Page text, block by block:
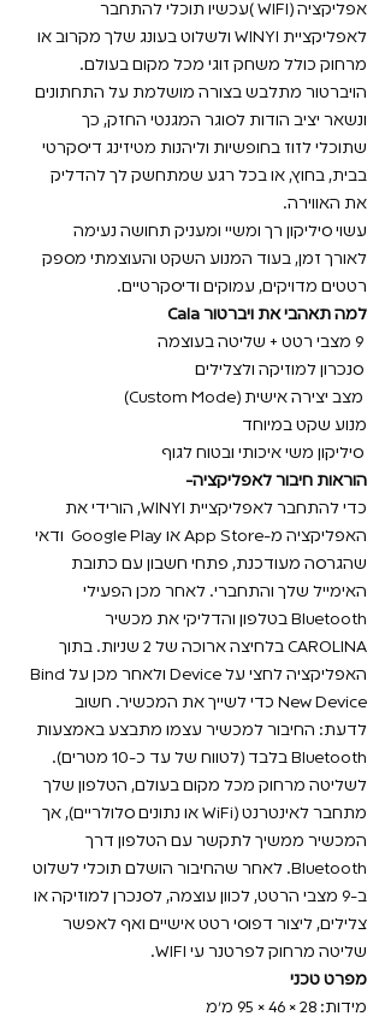
אפליקציה (WIFI )עכשיו תוכלי להתחבר
לאפליקציית WINYI ולשלוט בעונג שלך מקרוב או
מרחוק כולל משחק זוגי מכל מקום בעולם.
הויברטור מתלבש בצורה מושלמת על התחתונים
ונשאר יציב הודות לסוגר המגנטי החזק, כך
שתוכלי לזוז בחופשיות וליהנות מטיזינג דיסקרטי
בבית, בחוץ, או בכל רגע שמתחשק לך להדליק
את האווירה.
עשוי סיליקון רך ומשיי ומעניק תחושה נעימה
לאורך זמן, בעוד המנוע השקט והעוצמתי מספק
רטטים מדויקים, עמוקים ודיסקרטיים.
למה תאהבי את ויברטור Cala
סנכרון למוזיקה ולצלילים
מצב יצירה אישית (Custom Mode)
מנוע שקט במיוחד
סיליקון משי איכותי ובטוח לגוף
הוראות חיבור לאפליקציה-
כדי להתחבר לאפליקציית WINYI, הורידי את
האפליקציה מ-App Store או Google Play ודאי
שהגרסה מעודכנת, פתחי חשבון עם כתובת
האימייל שלך והתחברי. לאחר מכן הפעילי
Bluetooth בטלפון והדליקי את מכשיר
CAROLINA בלחיצה ארוכה של 2 שניות. בתוך
האפליקציה לחצי על Device ולאחר מכן על Bind
New Device כדי לשייך את המכשיר. חשוב
לדעת: החיבור למכשיר עצמו מתבצע באמצעות
Bluetooth בלבד (לטווח של עד כ-10 מטרים).
לשליטה מרחוק מכל מקום בעולם, הטלפון שלך
מתחבר לאינטרנט (WiFi או נתונים סלולריים), אך
המכשיר ממשיך לתקשר עם הטלפון דרך
Bluetooth. לאחר שהחיבור הושלם תוכלי לשלוט
ב-9 מצבי הרטט, לכוון עוצמה, לסנכרן למוזיקה או
צלילים, ליצור דפוסי רטט אישיים ואף לאפשר
שליטה מרחוק לפרטנר עי WIFI.
מפרט טכני
מידות: ‎95 × 46 × 28 מ״מ